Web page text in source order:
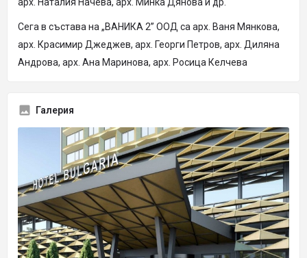
Сега в състава на „ВАНИКА 2” ООД са арх. Ваня Мянкова,
арх. Красимир Джеджев, арх. Георги Петров, арх. Диляна
Андрова, арх. Ана Маринова, арх. Росица Келчева
Галерия